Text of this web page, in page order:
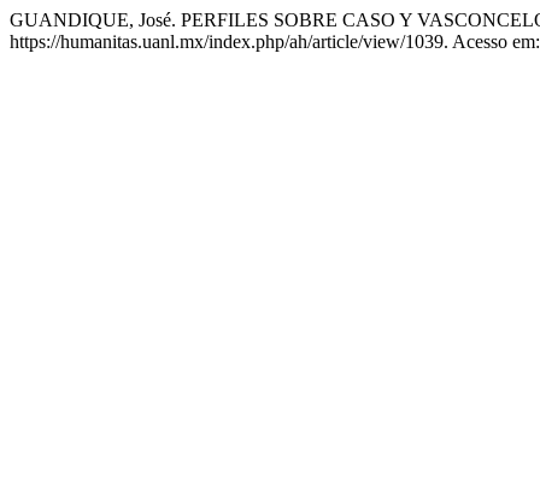
GUANDIQUE, José. PERFILES SOBRE CASO Y
https://humanitas.uanl.mx/index.php/ah/article/view/1039. Acesso